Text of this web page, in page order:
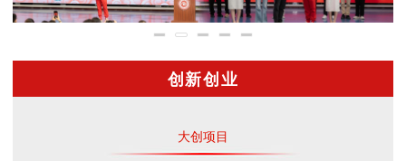
创新创业
大创项目